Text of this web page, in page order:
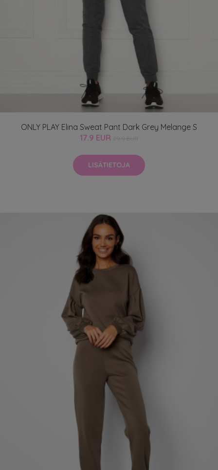
ONLY PLAY Elina Sweat Pant Dark Grey Melange S
17.9 EUR
LISÄTIETOJA